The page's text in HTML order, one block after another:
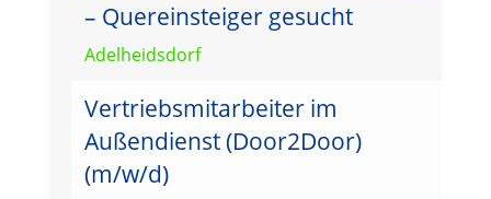
– Quereinsteiger gesucht
Adelheidsdorf
Vertriebsmitarbeiter im
Außendienst (Door2Door)
(m/w/d)